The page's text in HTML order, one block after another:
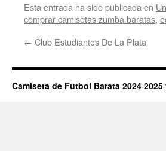
Esta entrada ha sido publicada en
comprar camisetas zumba baratas,
← Club Estudiantes De La Plata
Camiseta de Futbol Barata 2024